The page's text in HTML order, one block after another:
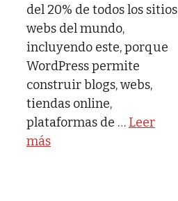
del 20% de todos los sitios
webs del mundo,
incluyendo este, porque
WordPress permite
construir blogs, webs,
tiendas online,
plataformas de … Leer
más